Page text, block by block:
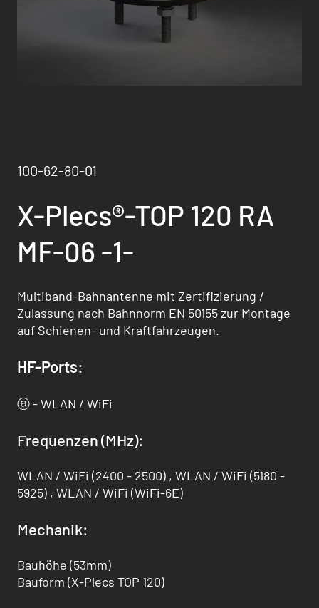
100-62-80-01
X-Plecs®-TOP 120 RA
MF-06 -1-
Multiband-Bahnantenne mit Zertifizierung /
Zulassung nach Bahnnorm EN 50155 zur Montage
auf Schienen- und Kraftfahrzeugen.
HF-Ports:
ⓐ - WLAN / WiFi
Frequenzen (MHz):
WLAN / WiFi (2400 - 2500) , WLAN / WiFi (5180 -
5925) , WLAN / WiFi (WiFi-6E)
Mechanik:
Bauhöhe (53mm)
Bauform (X-Plecs TOP 120)